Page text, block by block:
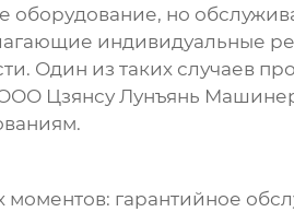
оборудование, но
индивидуальные
Один из таких случаев
ООО Цзянсу Лунъянь
моментов: гарантийное